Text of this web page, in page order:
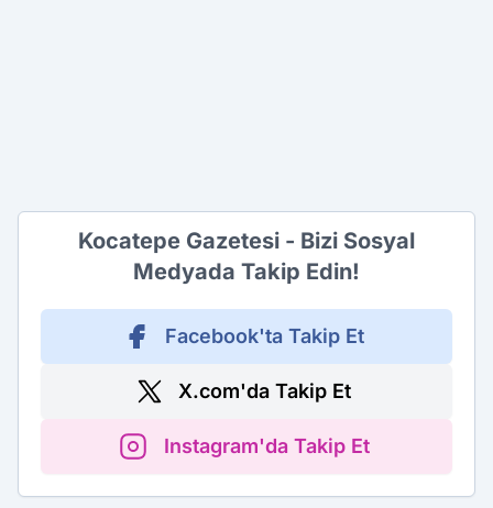
Kocatepe Gazetesi - Bizi Sosyal
Medyada Takip Edin!
Facebook'ta Takip Et
X.com'da Takip Et
Instagram'da Takip Et